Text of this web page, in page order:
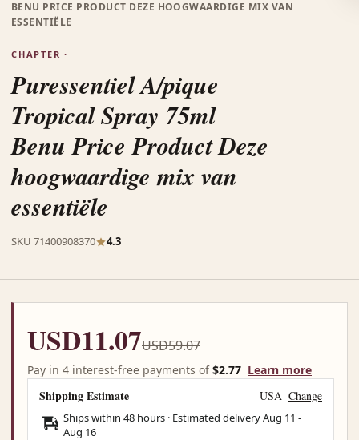
BENU PRICE PRODUCT DEZE HOOGWAARDIGE MIX VAN
ESSENTIËLE
CHAPTER ·
Puressentiel A/pique
Tropical Spray 75ml
Benu Price Product Deze
hoogwaardige mix van
essentiële
SKU 71400908370 4.3
USD11.07USD59.07
Pay in 4 interest-free payments of$2.77 Learn more
Shipping Estimate USA Change
Ships within 48 hours · Estimated deliveryAug 11 -
Aug 16